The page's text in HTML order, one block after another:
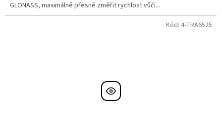
GLONASS, maximálně přesně změřit rychlost vůči...
Kód: 4-TRA6525